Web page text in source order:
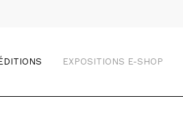
EXPOSITIONS E-SHOP